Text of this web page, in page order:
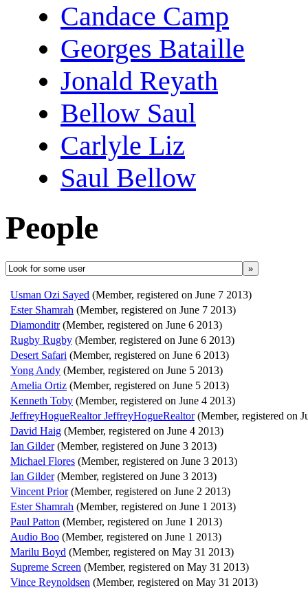
Candace Camp
Georges Bataille
Jonald Reyath
Bellow Saul
Carlyle Liz
Saul Bellow
People
»
Usman Ozi Sayed (Member, registered on June 7 2013)
Ester Shamrah (Member, registered on June 7 2013)
Diamonditr (Member, registered on June 6 2013)
Rugby Rugby (Member, registered on June 6 2013)
Desert Safari (Member, registered on June 6 2013)
Yong Andy (Member, registered on June 5 2013)
Amelia Ortiz (Member, registered on June 5 2013)
Kenneth Toby (Member, registered on June 4 2013)
JeffreyHogueRealtor JeffreyHogueRealtor (Member, registered on
David Haig (Member, registered on June 4 2013)
Ian Gilder (Member, registered on June 3 2013)
Michael Flores (Member, registered on June 3 2013)
Ian Gilder (Member, registered on June 3 2013)
Vincent Prior (Member, registered on June 2 2013)
Ester Shamrah (Member, registered on June 1 2013)
Paul Patton (Member, registered on June 1 2013)
Audio Boo (Member, registered on June 1 2013)
Marilu Boyd (Member, registered on May 31 2013)
Supreme Screen (Member, registered on May 31 2013)
Vince Reynoldsen (Member, registered on May 31 2013)